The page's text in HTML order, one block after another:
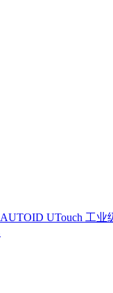
UTouch 工业